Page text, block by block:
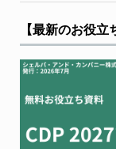
【最新のお役立